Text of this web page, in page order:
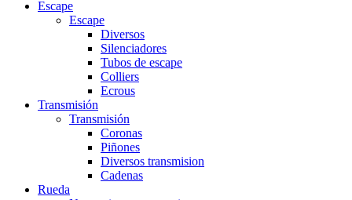
Escape
Escape
Diversos
Silenciadores
Tubos de escape
Colliers
Ecrous
Transmisión
Transmisión
Coronas
Piñones
Diversos transmision
Cadenas
Rueda